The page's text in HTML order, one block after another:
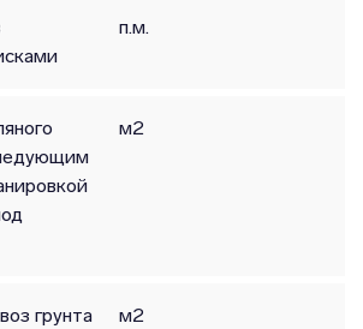
п.м.
м2
грунта
м2